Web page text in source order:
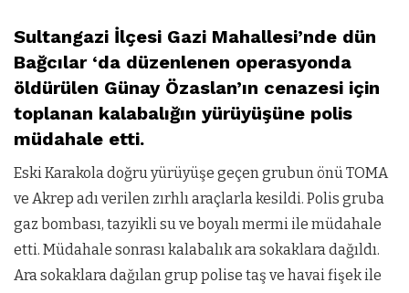
Sultangazi İlçesi Gazi Mahallesi’nde dün
Bağcılar ‘da düzenlenen operasyonda
öldürülen Günay Özaslan’ın cenazesi için
toplanan kalabalığın yürüyüşüne polis
müdahale etti.
Eski Karakola doğru yürüyüşe geçen grubun önü TOMA
ve Akrep adı verilen zırhlı araçlarla kesildi. Polis gruba
gaz bombası, tazyikli su ve boyalı mermi ile müdahale
etti. Müdahale sonrası kalabalık ara sokaklara dağıldı.
Ara sokaklara dağılan grup polise taş ve havai fişek ile